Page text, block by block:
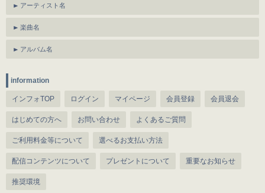
アーティスト名
楽曲名
アルバム名
information
インフォTOP ログイン マイページ 会員登録 会員退会
はじめての方へ お問い合わせ よくあるご質問
ご利用料金等について 選べるお支払い方法
配信コンテンツについて プレゼントについて 重要なお知らせ
推奨環境